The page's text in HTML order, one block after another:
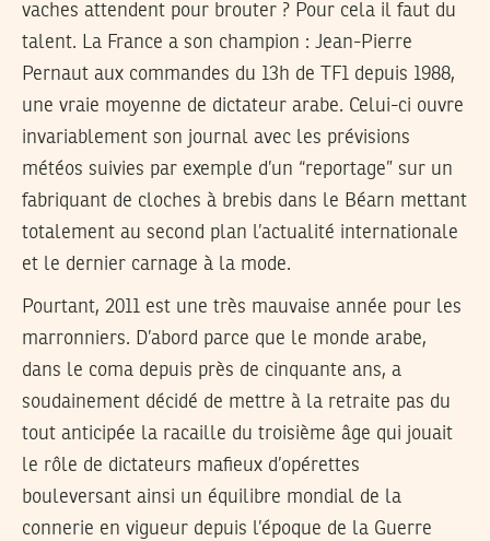
vaches attendent pour brouter ? Pour cela il faut du
talent. La France a son champion : Jean-Pierre
Pernaut aux commandes du 13h de TF1 depuis 1988,
une vraie moyenne de dictateur arabe. Celui-ci ouvre
invariablement son journal avec les prévisions
météos suivies par exemple d’un “reportage” sur un
fabriquant de cloches à brebis dans le Béarn mettant
totalement au second plan l’actualité internationale
et le dernier carnage à la mode.
Pourtant, 2011 est une très mauvaise année pour les
marronniers. D’abord parce que le monde arabe,
dans le coma depuis près de cinquante ans, a
soudainement décidé de mettre à la retraite pas du
tout anticipée la racaille du troisième âge qui jouait
le rôle de dictateurs mafieux d’opérettes
bouleversant ainsi un équilibre mondial de la
connerie en vigueur depuis l’époque de la Guerre